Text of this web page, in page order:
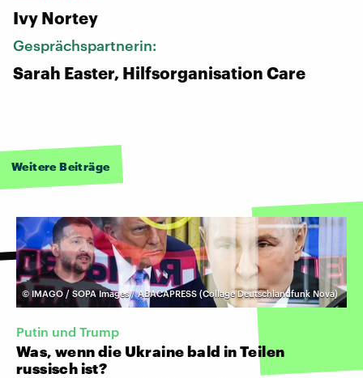
Ivy Nortey
Gesprächspartnerin:
Sarah Easter, Hilfsorganisation Care
Weitere Beiträge
© IMAGO / SOPA Images / ABACAPRESS (Collage Deutschlandfunk Nova)
Putin und Trump
Was, wenn die Ukraine bald in Teilen
russisch ist?